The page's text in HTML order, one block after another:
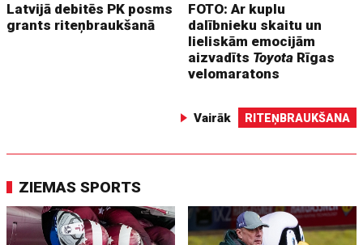
Latvijā debitēs PK posms
grants riteņbraukšanā
FOTO: Ar kuplu
dalībnieku skaitu un
lieliskām emocijām
aizvadīts Toyota Rīgas
velomaratons
Vairāk RITEŅBRAUKŠANA
ZIEMAS SPORTS